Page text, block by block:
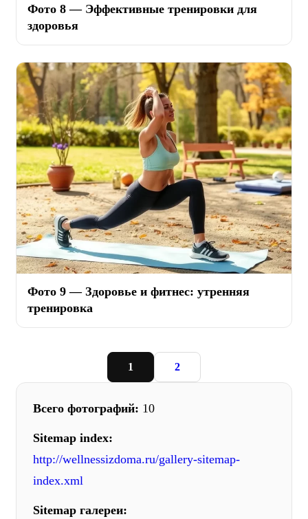
Фото 8 — Эффективные тренировки для
здоровья
Фото 9 — Здоровье и фитнес: утренняя
тренировка
1 2
Всего фотографий: 10
Sitemap index:
http://wellnessizdoma.ru/gallery-sitemap-
index.xml
Sitemap галереи: